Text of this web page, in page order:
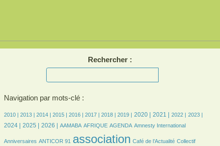
Rechercher :
Navigation par mots-clé :
6/3398
2010 |
13/3398
2013 |
169/3398 2014 |
384/3398 2015 |
407/3398 2016 |
535/3398 2017 |
652/3398 2018 |
640/3398 2019 |
887/3398 2020 |
781/3398 2021 |
624/3398 2022 |
542/3398 2023 |
733/3398
2024 |
800/3398
2025 |
953/3398 2026 |
87/3398 AAMABA
164/3398 AFRIQUE
471/3398 AGENDA
6/3398 Amnesty International
42/3398
Anniversaires ANTICOR 91 association Café de l’Actualité Collectif